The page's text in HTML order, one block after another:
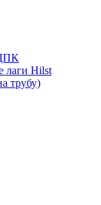
лаги Hilst
трубу)